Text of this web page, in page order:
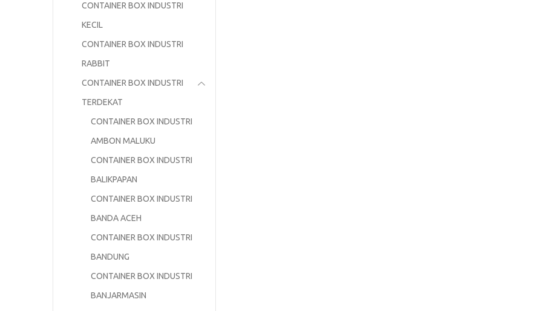
CONTAINER BOX INDUSTRI
KECIL
CONTAINER BOX INDUSTRI
RABBIT
CONTAINER BOX INDUSTRI
TERDEKAT
CONTAINER BOX INDUSTRI
AMBON MALUKU
CONTAINER BOX INDUSTRI
BALIKPAPAN
CONTAINER BOX INDUSTRI
BANDA ACEH
CONTAINER BOX INDUSTRI
BANDUNG
CONTAINER BOX INDUSTRI
BANJARMASIN